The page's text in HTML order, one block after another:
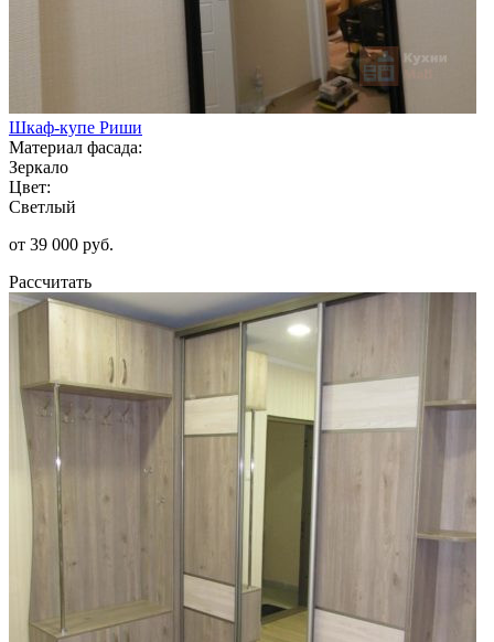
Шкаф-купе Риши
Материал фасада:
Зеркало
Цвет:
Светлый
от 39 000 руб.
Рассчитать